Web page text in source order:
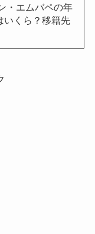
・エムバペの年
いくら？移籍先